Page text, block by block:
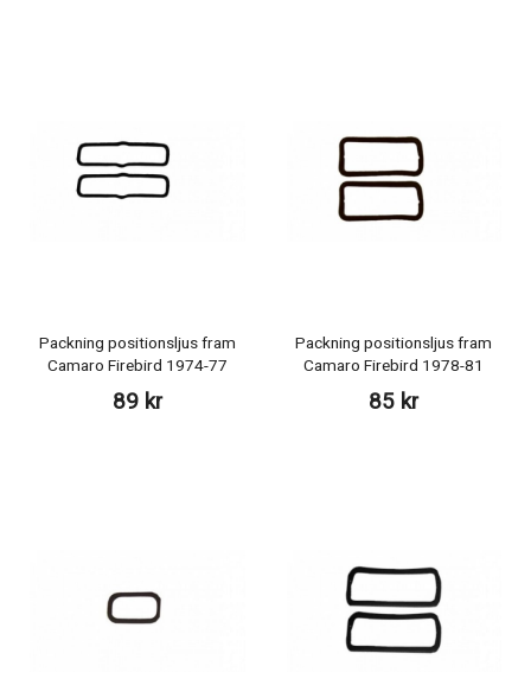
Packning positionsljus fram
Camaro Firebird 1974-77
89 kr
Packning positionsljus fram
Camaro Firebird 1978-81
85 kr